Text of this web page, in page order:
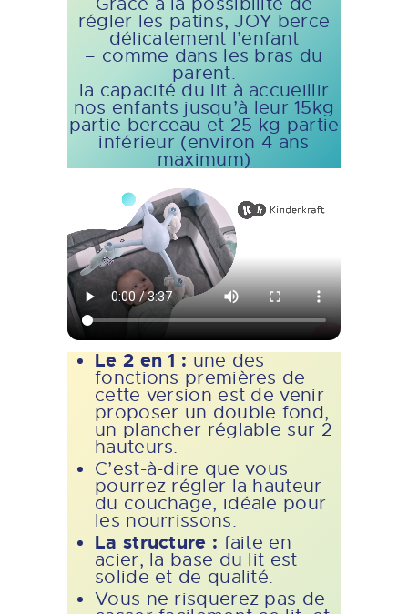
régler les patins, JOY berce
délicatement l’enfant
– comme dans les bras du
parent.
la capacité du lit à accueillir
nos enfants jusqu’à leur 15kg
partie berceau et 25 kg partie
inférieur (environ 4 ans
maximum)
Le 2 en 1 : une des
fonctions premières de
cette version est de venir
proposer un double fond,
un plancher réglable sur 2
hauteurs.
C’est-à-dire que vous
pourrez régler la hauteur
du couchage, idéale pour
les nourrissons.
La structure : faite en
acier, la base du lit est
solide et de qualité.
Vous ne risquerez pas de